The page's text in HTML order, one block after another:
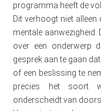
programma heeft de
Dit verhoogt niet
mentale aanwezigheid.
over een onderwerp
gesprek aan te gaan
of een beslissing te
precies het soort
onderscheidt van